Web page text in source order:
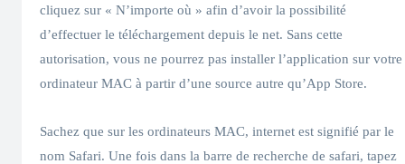
cliquez sur « N’importe où » afin d’avoir la possibilité
d’effectuer le téléchargement depuis le net. Sans cette
autorisation, vous ne pourrez pas installer l’application sur votre
ordinateur MAC à partir d’une source autre qu’App Store.
Sachez que sur les ordinateurs MAC, internet est signifié par le
nom Safari. Une fois dans la barre de recherche de safari, tapez